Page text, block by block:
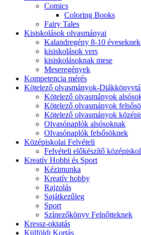
Comics
Coloring Books
Fairy Tales
Kisiskolások olvasmányai
Kalandregény 8-10 éveseknek
kisiskolások vers
kisiskolásoknak mese
Meseregények
Kompetencia mérés
Kötelező olvasmányok-
Kötelező olvasmányok
Kötelező olvasmányok
Kötelező olvasmányok
Olvasónaplók alsósoknak
Olvasónaplók felsősöknek
Középiskolai Felvételi
Felvételi előkészítő
Kreatív Hobbi és Sport
Kézimunka
Kreatív hobby
Rajzolás
Sajátkezűleg
Sport
Színezőkönyv Felnőtteknek
Kressz-oktatás
Külföldi Kortás